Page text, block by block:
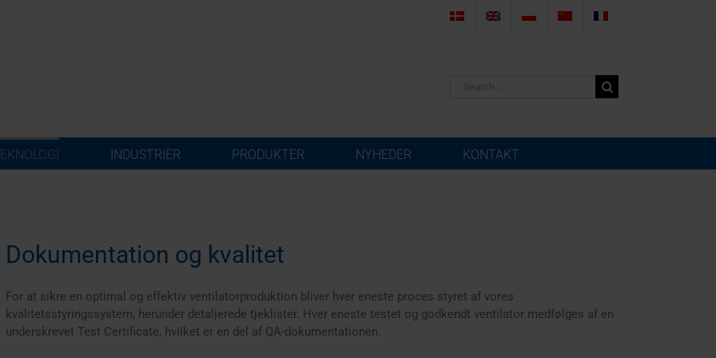
INDUSTRIER PRODUKTER NYHEDER KONTAKT
Dokumentation og kvalitet
For at sikre en optimal og effektiv ventilatorproduktion bliver hver eneste proces styret af vores
kvalitetsstyringssystem, herunder detaljerede tjeklister. Hver eneste testet og godkendt ventilator medfølges af en
underskrevet Test Certificate, hvilket er en del af QA-dokumentationen.